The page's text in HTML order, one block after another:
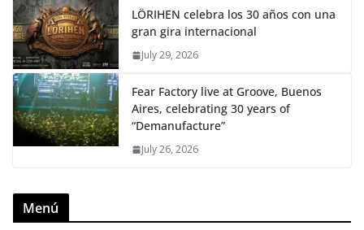
LÖRIHEN celebra los 30 años con una
gran gira internacional
July 29, 2026
Fear Factory live at Groove, Buenos
Aires, celebrating 30 years of
“Demanufacture”
July 26, 2026
Menú